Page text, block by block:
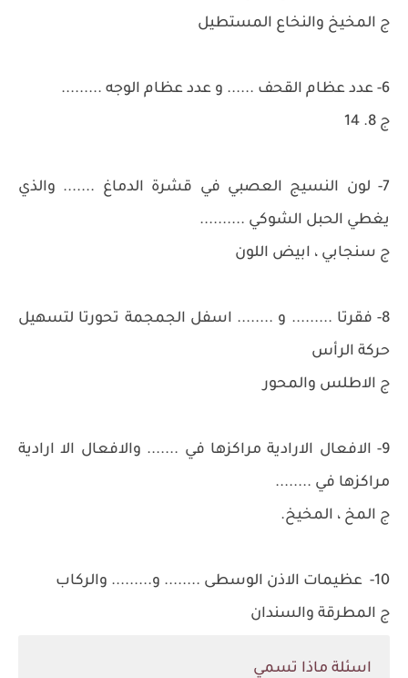
ج المخيخ والنخاع المستطيل
6- عدد عظام القحف ...... و عدد عظام الوجه .........
ج 8. 14
7- لون النسيج العصبي في قشرة الدماغ ....... والذي
يغطي الحبل الشوكي ..........
ج سنجابي ، ابيض اللون
8- فقرتا ......... و ........ اسفل الجمجمة تحورتا لتسهيل
حركة الرأس
ج الاطلس والمحور
9- الافعال الارادية مراكزها في ....... والافعال الا ارادية
مراكزها في ........
ج المخ ، المخيخ.
10- عظيمات الاذن الوسطى ........ و......... والركاب
ج المطرقة والسندان
اسئلة ماذا تسمي